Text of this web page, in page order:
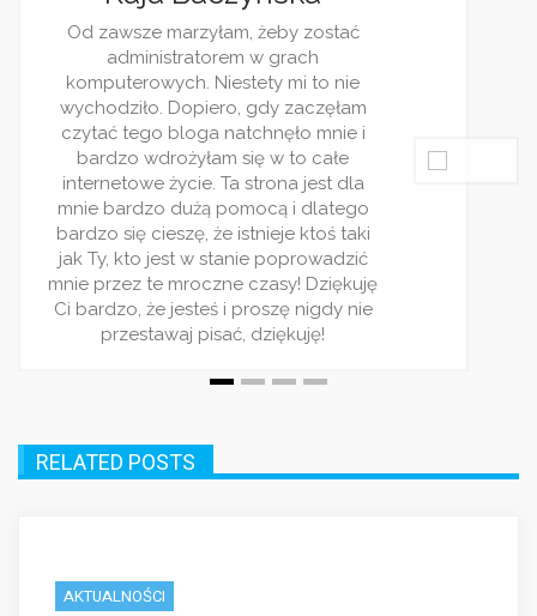
Od zawsze marzyłam, żeby zostać
administratorem w grach
komputerowych. Niestety mi to nie
wychodziło. Dopiero, gdy zaczęłam
czytać tego bloga natchnęło mnie i
bardzo wdrożyłam się w to całe
internetowe życie. Ta strona jest dla
mnie bardzo dużą pomocą i dlatego
bardzo się cieszę, że istnieje ktoś taki
jak Ty, kto jest w stanie poprowadzić
mnie przez te mroczne czasy! Dziękuję
Ci bardzo, że jesteś i proszę nigdy nie
przestawaj pisać, dziękuję!
RELATED POSTS
AKTUALNOŚCI